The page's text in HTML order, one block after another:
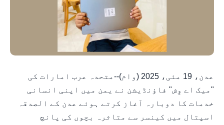
عدن، 19 مئی، 2025 (وام)--متحدہ عرب امارات کی
"میک اے وِش" فاؤنڈیشن نے یمن میں اپنی انسانی
خدمات کا دوبارہ آغاز کرتے ہوئے عدن کے الصدقہ
اسپتال میں کینسر سے متاثرہ بچوں کی پانچ